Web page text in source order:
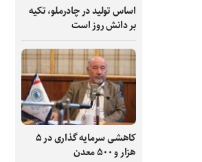
اساس تولید در چادرملو، تکیه
بر دانش‌ روز است
کاهشی سرمایه گذاری در ۵
هزار و ۵۰۰ معدن